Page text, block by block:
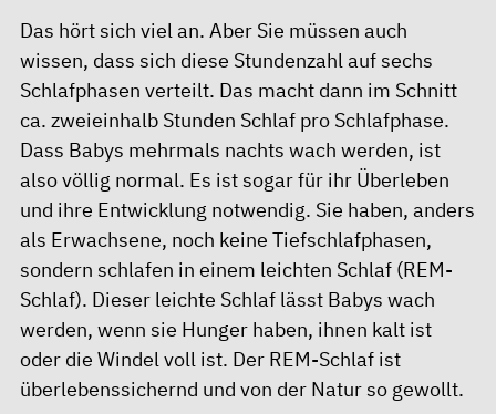
Das hört sich viel an. Aber Sie müssen auch
wissen, dass sich diese Stundenzahl auf sechs
Schlafphasen verteilt. Das macht dann im Schnitt
ca. zweieinhalb Stunden Schlaf pro Schlafphase.
Dass Babys mehrmals nachts wach werden, ist
also völlig normal. Es ist sogar für ihr Überleben
und ihre Entwicklung notwendig. Sie haben, anders
als Erwachsene, noch keine Tiefschlafphasen,
sondern schlafen in einem leichten Schlaf (REM-
Schlaf). Dieser leichte Schlaf lässt Babys wach
werden, wenn sie Hunger haben, ihnen kalt ist
oder die Windel voll ist. Der REM-Schlaf ist
überlebenssichernd und von der Natur so gewollt.